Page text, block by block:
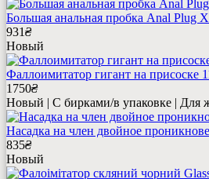
Большая анальная пробка Anal Plug
931₴
Новый
Фаллоимитатор гигант на присоске
1750₴
Новый | С бирками/в упаковке |
Насадка на член двойное
835₴
Новый